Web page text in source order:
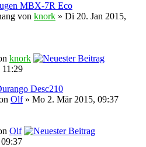
MBX-7R Eco
von knork » Di 20. Jan 2015,
knork
Desc210
Olf» Mo 2. Mär 2015, 09:37
Olf